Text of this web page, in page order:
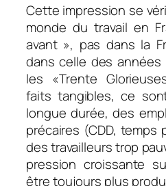
Cette impression se
monde du travail en
avant », pas dans la
dans celle des années
les «Trente
faits tangibles, ce
longue durée, des
précaires (CDD, temps
des travailleurs trop
pression croissante
être toujours plus